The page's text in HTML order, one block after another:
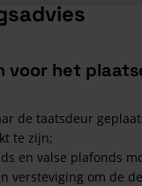
voor het
de taatsdeur
te zijn;
en valse plafonds
versteviging om de